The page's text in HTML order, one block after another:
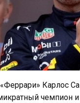
Карлос
чемпион